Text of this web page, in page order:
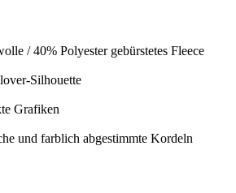
/ 40% Polyester gebürstetes Fleece
Silhouette
Grafiken
und farblich abgestimmte Kordeln